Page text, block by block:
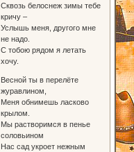
Сквозь белоснеж зимы тебе
кричу –
Услышь меня, другого мне
не надо.
С тобою рядом я летать
хочу.
Весной ты в перелёте
журавлином,
Меня обнимешь ласково
крылом.
Мы растворимся в пенье
соловьином
Нас сад укроет нежным